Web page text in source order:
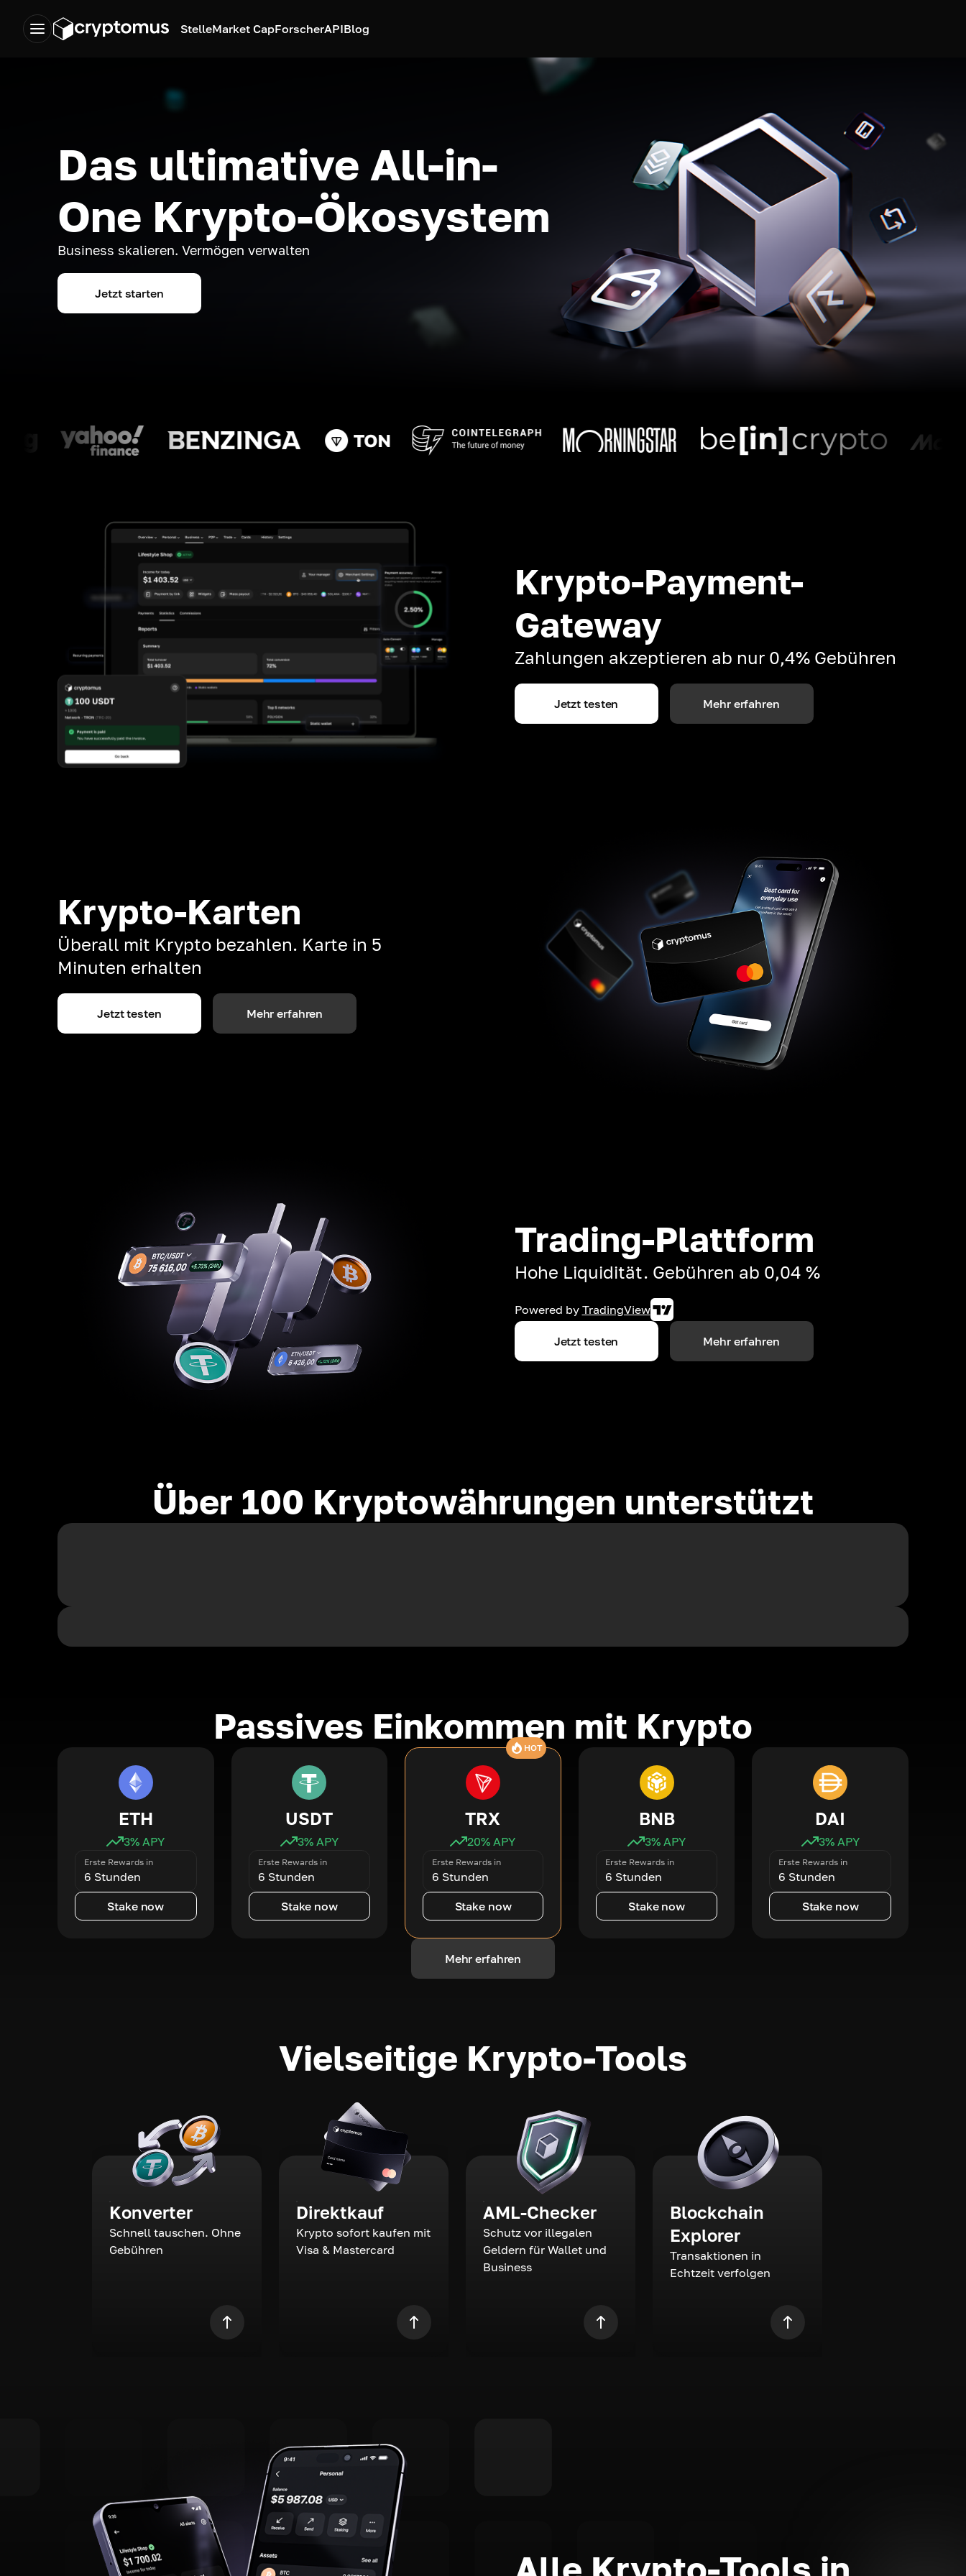
StelleMarket CapForscherAPIBlog
Das ultimative All-in-
One Krypto-Ökosystem
Business skalieren. Vermögen verwalten
Jetzt starten
Krypto-Payment-
Gateway
Zahlungen akzeptieren ab nur 0,4% Gebühren
Jetzt testen Mehr erfahren
Krypto-Karten
Überall mit Krypto bezahlen. Karte in 5
Minuten erhalten
Jetzt testen Mehr erfahren
Trading-Plattform
Hohe Liquidität. Gebühren ab 0,04 %
Powered by TradingView
Jetzt testen Mehr erfahren
Über 100 Kryptowährungen unterstützt
Passives Einkommen mit Krypto
ETH
3% APY
Erste Rewards in
6 Stunden
Stake now
USDT
3% APY
Erste Rewards in
6 Stunden
Stake now
HOT
TRX
20% APY
Erste Rewards in
6 Stunden
Stake now
BNB
3% APY
Erste Rewards in
6 Stunden
Stake now
DAI
3% APY
Erste Rewards in
6 Stunden
Stake now
Mehr erfahren
Vielseitige Krypto-Tools
Konverter
Schnell tauschen. Ohne
Gebühren
Direktkauf
Krypto sofort kaufen mit
Visa & Mastercard
AML-Checker
Schutz vor illegalen
Geldern für Wallet und
Business
Blockchain
Explorer
Transaktionen in
Echtzeit verfolgen